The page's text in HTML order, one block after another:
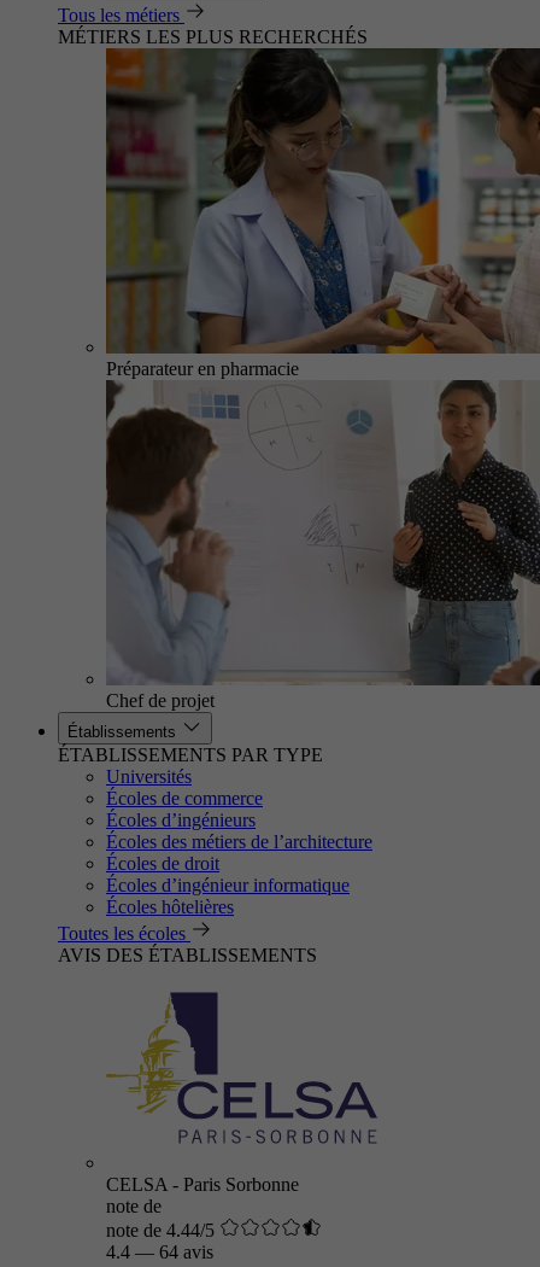
Tous les métiers
MÉTIERS LES PLUS RECHERCHÉS
Préparateur en pharmacie
Chef de projet
Établissements
ÉTABLISSEMENTS PAR TYPE
Universités
Écoles de commerce
Écoles d’ingénieurs
Écoles des métiers de l’architecture
Écoles de droit
Écoles d’ingénieur informatique
Écoles hôtelières
Toutes les écoles
AVIS DES ÉTABLISSEMENTS
CELSA - Paris Sorbonne
note de
note de 4.44/5
4.4 — 64 avis